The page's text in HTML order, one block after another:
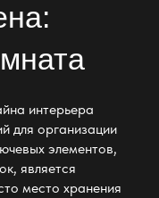
интерьера
для организации
элементов,
является
место хранения